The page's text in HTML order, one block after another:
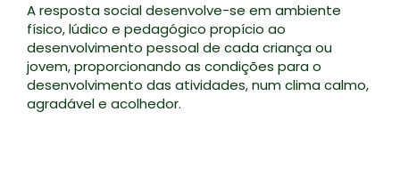
A resposta social desenvolve-se em ambiente
físico, lúdico e pedagógico propício ao
desenvolvimento pessoal de cada criança ou
jovem, proporcionando as condições para o
desenvolvimento das atividades, num clima calmo,
agradável e acolhedor.